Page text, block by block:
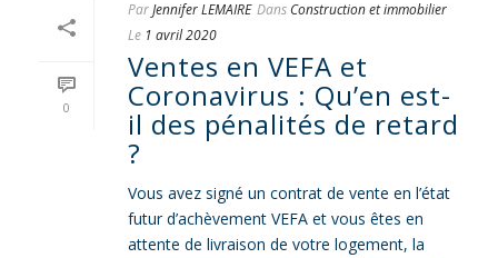
0
ParJennifer LEMAIRE Dans Construction et immobilier
Le 1 avril 2020
Ventes en VEFA et
Coronavirus : Qu’en est-
il des pénalités de retard
?
Vous avez signé un contrat de vente en l’état
futur d’achèvement VEFA et vous êtes en
attente de livraison de votre logement, la